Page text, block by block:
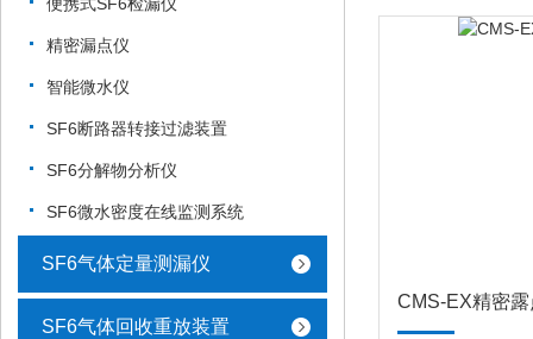
精密漏点仪
智能微水仪
SF6断路器转接过滤装置
SF6分解物分析仪
SF6微水密度在线监测系统
SF6气体定量测漏仪
SF6气体回收重放装置
CMS-EX精密